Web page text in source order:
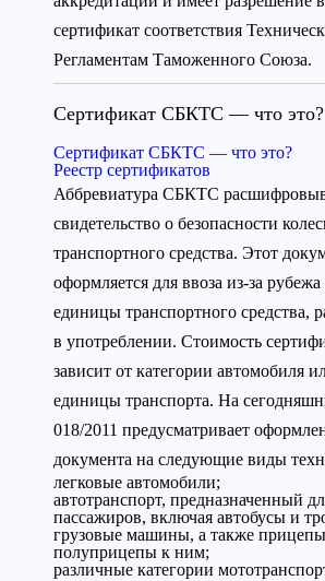
сертификат соответствия
Регламентам Таможенного Союза.
Сертификат СБКТС — что это?
Сертификат СБКТС — что это?
Реестр сертификатов
Аббревиатура СБКТС
свидетельство о безопасности
транспортного средства. Этот
оформляется для ввоза из-за
единицы транспортного средства,
в употреблении. Стоимость
зависит от категории автомобиля
единицы транспорта. На
018/2011 предусматривает
документа на следующие виды
легковые автомобили;
автотранспорт, предназначенный
пассажиров, включая автобусы и
грузовые машины, а также
полуприцепы к ним;
различные категории